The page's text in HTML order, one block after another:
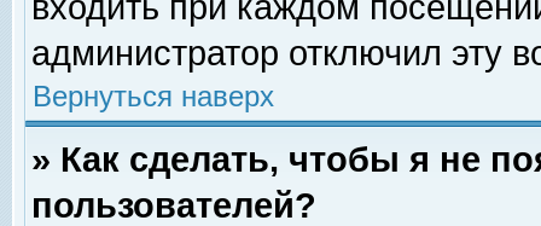
администратор отключил эту
Вернуться наверх
» Как сделать, чтобы я не
пользователей?